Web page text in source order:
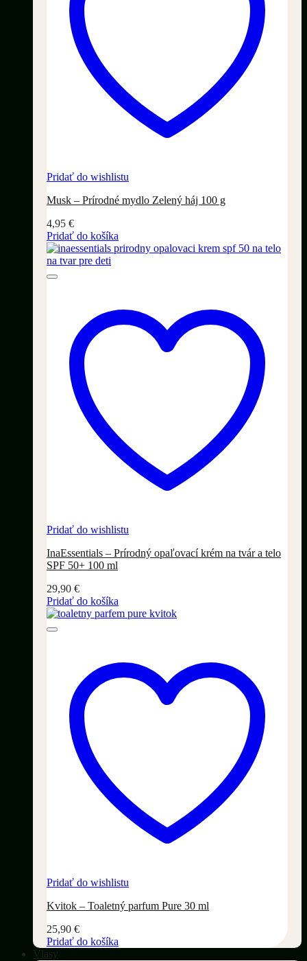
Pridať do wishlistu
Musk – Prírodné mydlo Zelený háj 100 g
4,95 €
Pridať do košíka
Pridať do wishlistu
InaEssentials – Prírodný opaľovací krém na tvár a telo
SPF 50+ 100 ml
29,90 €
Pridať do košíka
Pridať do wishlistu
Kvitok – Toaletný parfum Pure 30 ml
25,90 €
Pridať do košíka
Vlasy